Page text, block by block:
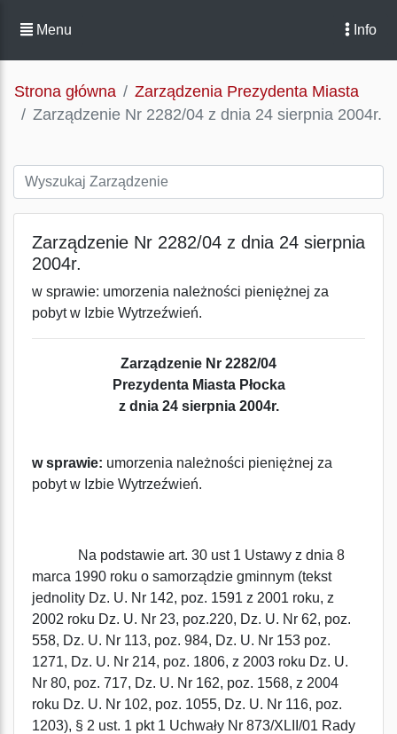
Menu Info
Strona główna
Zarządzenia Prezydenta Miasta
Zarządzenie Nr 2282/04 z dnia 24 sierpnia 2004r.
Zarządzenie Nr 2282/04 z dnia 24 sierpnia
2004r.
w sprawie: umorzenia należności pieniężnej za
pobyt w Izbie Wytrzeźwień.
Zarządzenie Nr 2282/04
Prezydenta Miasta Płocka
z dnia 24 sierpnia 2004r.
w sprawie: umorzenia należności pieniężnej za
pobyt w Izbie Wytrzeźwień.
Na podstawie art. 30 ust 1 Ustawy z dnia 8
marca 1990 roku o samorządzie gminnym (tekst
jednolity Dz. U. Nr 142, poz. 1591 z 2001 roku, z
2002 roku Dz. U. Nr 23, poz.220, Dz. U. Nr 62, poz.
558, Dz. U. Nr 113, poz. 984, Dz. U. Nr 153 poz.
1271, Dz. U. Nr 214, poz. 1806, z 2003 roku Dz. U.
Nr 80, poz. 717, Dz. U. Nr 162, poz. 1568, z 2004
roku Dz. U. Nr 102, poz. 1055, Dz. U. Nr 116, poz.
1203), § 2 ust. 1 pkt 1 Uchwały Nr 873/XLII/01 Rady